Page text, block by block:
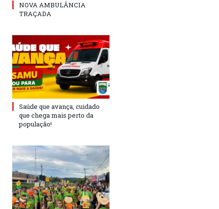
NOVA AMBULÂNCIA
TRAÇADA
Saúde que avança, cuidado
que chega mais perto da
população!